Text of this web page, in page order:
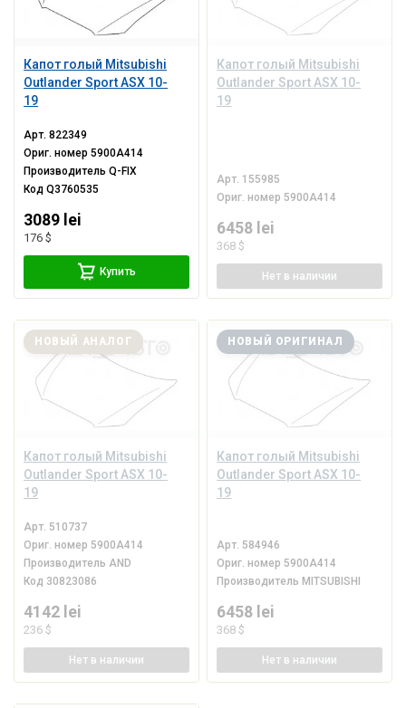
Капот голый Mitsubishi
Outlander Sport ASX 10-
19
Арт.822349
Ориг. номер5900A414
ПроизводительQ-FIX
КодQ3760535
3089 lei
176 $
Купить
Капот голый Mitsubishi
Outlander Sport ASX 10-
19
Арт. 155985
Ориг. номер 5900A414
6458 lei
368 $
Нет в наличии
Капот голый Mitsubishi
Outlander Sport ASX 10-
19
НОВЫЙ АНАЛОГ
Арт. 510737
Ориг. номер 5900A414
Производитель AND
Код 30823086
4142 lei
236 $
Нет в наличии
Капот голый Mitsubishi
Outlander Sport ASX 10-
19
НОВЫЙ ОРИГИНАЛ
Арт. 584946
Ориг. номер 5900A414
Производитель MITSUBISHI
6458 lei
368 $
Нет в наличии